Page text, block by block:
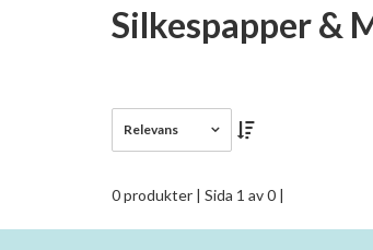
Silkespapper &
Relevans
0 produkter | Sida 1 av 0 |